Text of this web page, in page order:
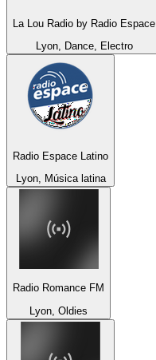
La Lou Radio by Radio Espace
Lyon, Dance, Electro
Radio Espace Latino
Lyon, Música latina
Radio Romance FM
Lyon, Oldies